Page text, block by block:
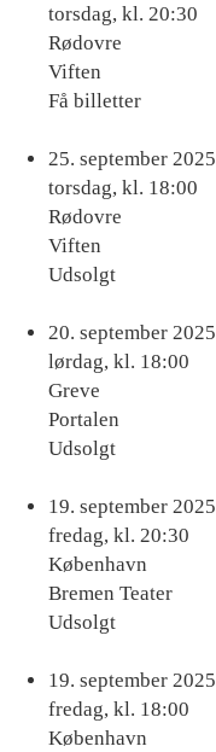
billet
torsdag, kl. 20:30
Rødovre
Viften
Få billetter
Køb
billet
25. september 2025
torsdag, kl. 18:00
Rødovre
Viften
Udsolgt
Køb
billet
20. september 2025
lørdag, kl. 18:00
Greve
Portalen
Udsolgt
Køb
billet
19. september 2025
fredag, kl. 20:30
København
Bremen Teater
Udsolgt
Køb
billet
19. september 2025
fredag, kl. 18:00
København